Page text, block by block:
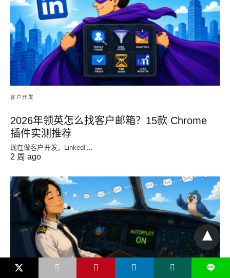
客户开发
2026年领英怎么找客户邮箱？15款 Chrome
插件实测推荐
现在做客户开发，LinkedI…
2 周 ago
L